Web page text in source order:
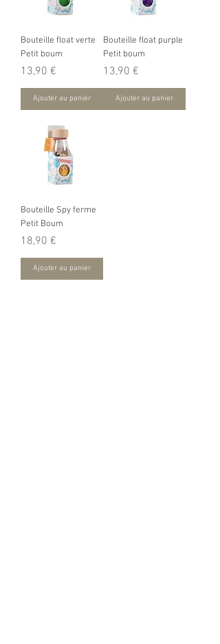
Bouteille float verte
Petit boum
Prix
13,90 €
Ajouter au panier
Bouteille float purple
Petit boum
Prix
13,90 €
Ajouter au panier
Bouteille Spy ferme
Petit Boum
Prix
18,90 €
Ajouter au panier